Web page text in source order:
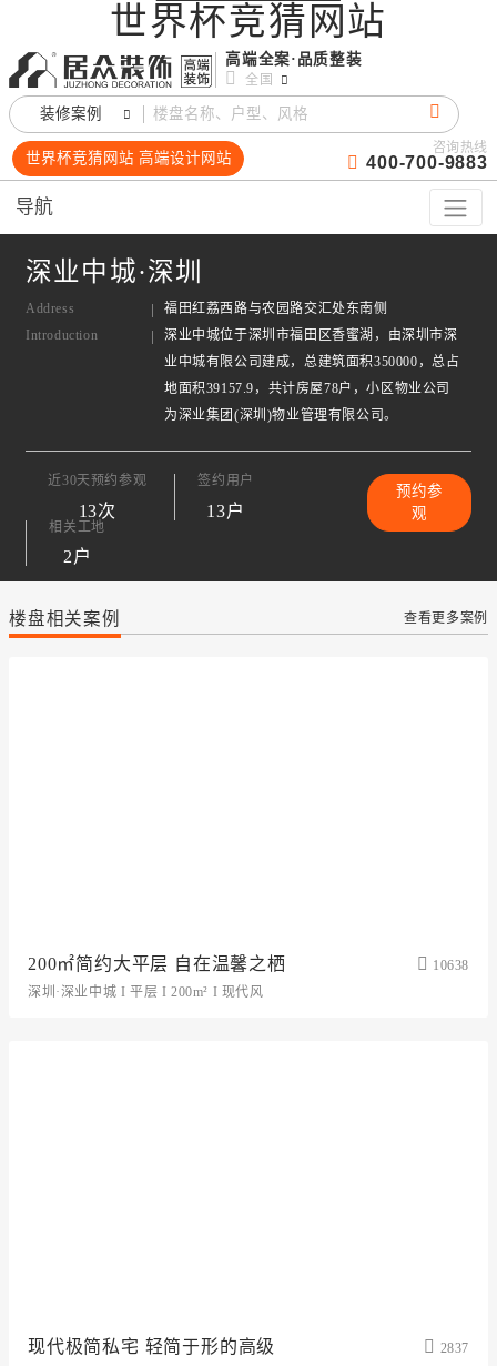
世界杯竞猜网站
高端全案·品质整装
全国
装修案例
世界杯竞猜网站 高端设计网站
咨询热线
400-700-9883
导航
深业中城·深圳
Address
福田红荔西路与农园路交汇处东南侧
Introduction
深业中城位于深圳市福田区香蜜湖，由深圳市深
业中城有限公司建成，总建筑面积350000，总占
地面积39157.9，共计房屋78户，小区物业公司
为深业集团(深圳)物业管理有限公司。
近30天预约参观
13次
签约用户
13户
相关工地
2户
预约参
观
楼盘相关案例 查看更多案例
200㎡简约大平层 自在温馨之栖
10638
深圳·深业中城 I 平层 I 200m² I 现代风
现代极简私宅 轻简于形的高级
2837